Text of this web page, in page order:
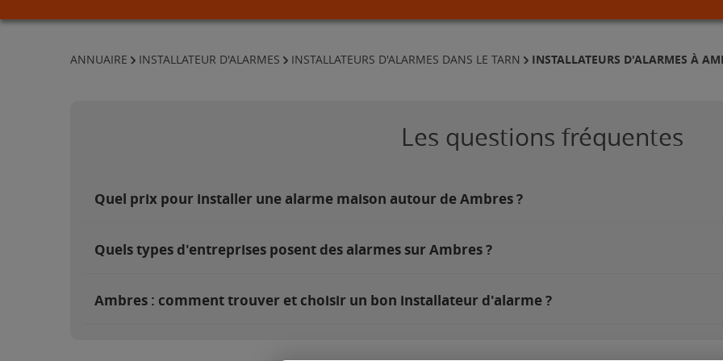
ANNUAIRE INSTALLATEUR D'ALARMES INSTALLATEURS D'ALARMES DANS LE TARN INSTALLATEURS D'ALARMES À
Les questions fréquentes
Quel prix pour installer une alarme maison autour de Ambres ?
Quels types d'entreprises posent des alarmes sur Ambres ?
Ambres : comment trouver et choisir un bon installateur d'alarme ?